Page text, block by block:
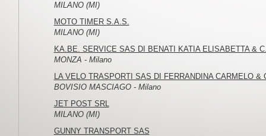
MILANO (MI)
MOTO TIMER S.A.S.
MILANO (MI)
KA.BE. SERVICE SAS DI BENATI KATIA ELISABETTA &
MONZA - Milano
LA VELO TRASPORTI SAS DI FERRANDINA CARMELO &
BOVISIO MASCIAGO - Milano
JET POST SRL
MILANO (MI)
GUNNY TRANSPORT SAS